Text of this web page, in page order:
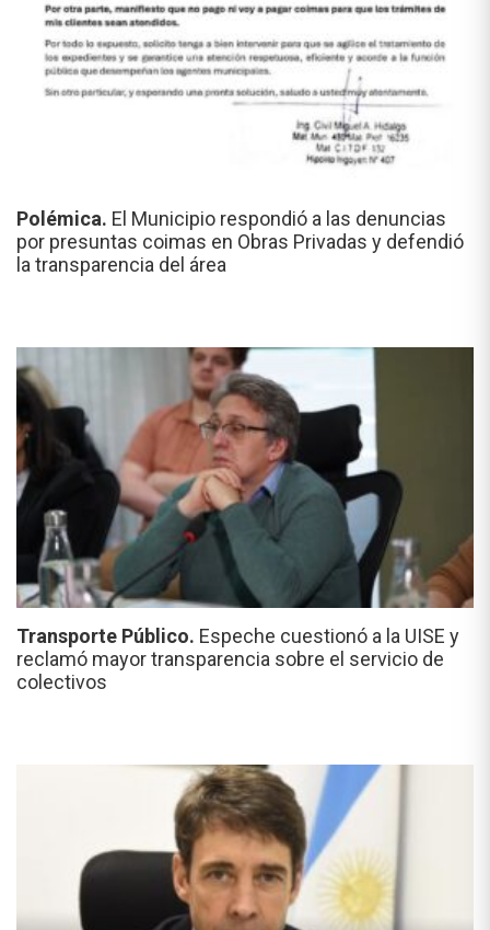
Polémica. El Municipio respondió a las denuncias
por presuntas coimas en Obras Privadas y defendió
la transparencia del área
Transporte Público. Espeche cuestionó a la UISE y
reclamó mayor transparencia sobre el servicio de
colectivos